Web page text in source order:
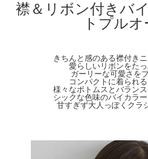
#05 ブラック/ #20 ネイビー/
デル画像と物撮り画像のカラーに違いある場
実際のカラーに近い状態で撮影されており
襟＆リボン付きバ
トプル
きちんと感のある襟付き
愛らしいリボンをたっ
ガーリーな可愛さを
コンパクトに着られ
様々なボトムスとバラン
シックな色味のバイカラー
甘すぎず大人っぽくクラ